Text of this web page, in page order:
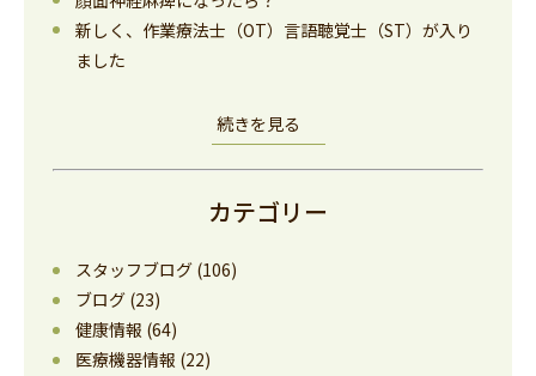
新しく、作業療法士（OT）言語聴覚士（ST）が入り
ました
続きを見る
カテゴリー
スタッフブログ(106)
ブログ(23)
健康情報 (64)
医療機器情報 (22)